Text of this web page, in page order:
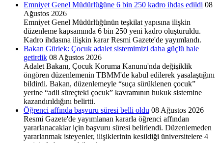
Emniyet Genel Müdürlüğüne 6 bin 250 kadro ihdas edildi 08
Ağustos 2026
Emniyet Genel Müdürlüğünün teşkilat yapısına ilişkin
düzenleme kapsamında 6 bin 250 yeni kadro oluşturuldu.
Kadro ihdasına ilişkin karar Resmi Gazete'de yayımlandı.
Bakan Gürlek: Çocuk adalet sistemimizi daha güçlü hale
getirdik 08 Ağustos 2026
Adalet Bakanı, Çocuk Koruma Kanunu'nda değişiklik
öngören düzenlemenin TBMM'de kabul edilerek yasalaştığını
bildirdi. Bakan, düzenlemeyle “suça sürüklenen çocuk”
yerine “adli süreçteki çocuk” kavramının hukuk sistemine
kazandırıldığını belirtti.
Öğrenci affında başvuru süresi belli oldu 08 Ağustos 2026
Resmi Gazete'de yayımlanan kararla öğrenci affından
yararlanacaklar için başvuru süresi belirlendi. Düzenlemeden
yararlanmak isteyenler, ilişiklerinin kesildiği üniversitelere 4